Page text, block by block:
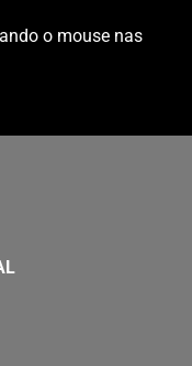
o mouse nas